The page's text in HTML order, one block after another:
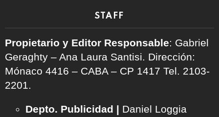
STAFF
Propietario y Editor Responsable: Gabriel
Geraghty – Ana Laura Santisi. Dirección:
Mónaco 4416 – CABA – CP 1417 Tel. 2103-
2201.
Depto. Publicidad | Daniel Loggia